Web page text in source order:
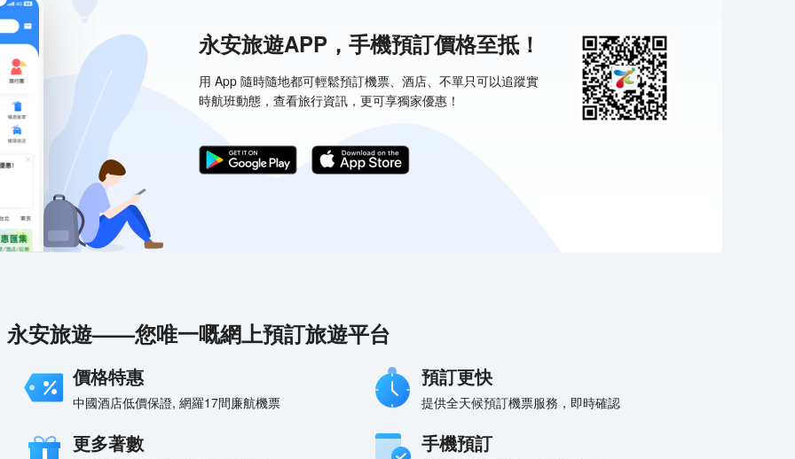
永安旅遊APP，手機預訂價格至抵！
用 App 隨時隨地都可輕鬆預訂機票、酒店、不單只可以追蹤實
時航班動態，查看旅行資訊，更可享獨家優惠！
永安旅遊——您唯一嘅網上預訂旅遊平台
價格特惠
中國酒店低價保證, 網羅17間廉航機票
預訂更快
提供全天候預訂機票服務，即時確認
更多著數 手機預訂